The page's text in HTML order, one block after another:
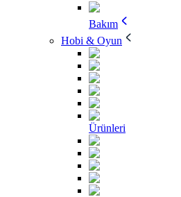
Bakım
Hobi & Oyun
Ürünleri